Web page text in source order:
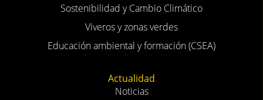
Sostenibilidad y Cambio Climático
Viveros y zonas verdes
Educación ambiental y formación (CSEA)
Actualidad
Noticias